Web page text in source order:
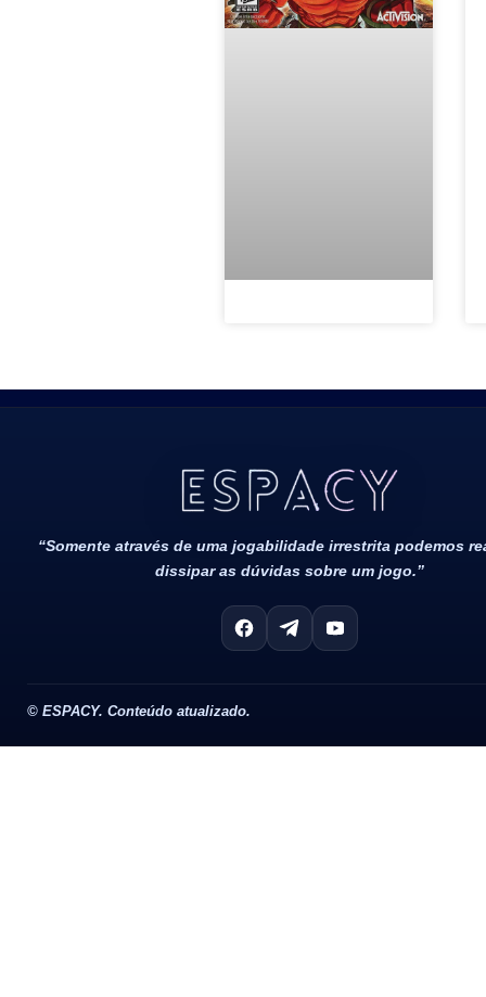
“Somente através de uma jogabilidade irrestrita podemos
dissipar as dúvidas sobre um jogo.”
© ESPACY. Conteúdo atualizado.